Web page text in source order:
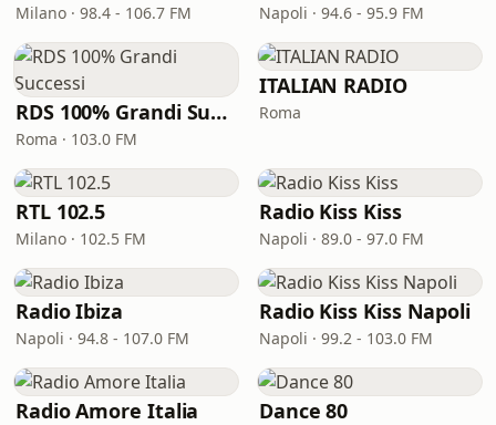
Milano · 98.4 - 106.7 FM Napoli · 94.6 - 95.9 FM
RDS 100% Grandi Successi
Roma · 103.0 FM
ITALIAN RADIO
Roma
RTL 102.5
Milano · 102.5 FM
Radio Kiss Kiss
Napoli · 89.0 - 97.0 FM
Radio Ibiza
Napoli · 94.8 - 107.0 FM
Radio Kiss Kiss Napoli
Napoli · 99.2 - 103.0 FM
Radio Amore Italia Dance 80